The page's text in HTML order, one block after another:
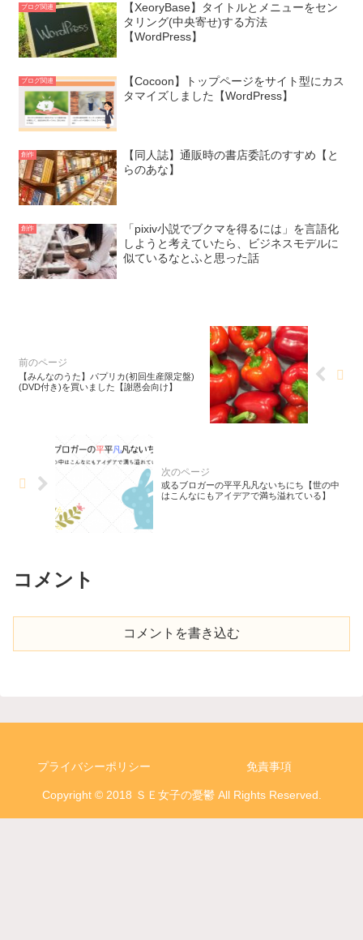
ブログ関連
【XeoryBase】タイトルとメニューをセン
タリング(中央寄せ)する方法
【WordPress】
ブログ関連
【Cocoon】トップページをサイト型にカス
タマイズしました【WordPress】
創作
【同人誌】通販時の書店委託のすすめ【と
らのあな】
創作
「pixiv小説でブクマを得るには」を言語化
しようと考えていたら、ビジネスモデルに
似ているなとふと思った話
【みんなのうた】パプリカ(初回生産限定盤)
(DVD付き)を買いました【謝恩会向け】
或るブロガーの平平凡凡ないちにち【世の中
はこんなにもアイデアで満ち溢れている】
コメント
コメントを書き込む
プライバシーポリシー 免責事項
Copyright © 2018 ＳＥ女子の憂鬱 All Rights Reserved.